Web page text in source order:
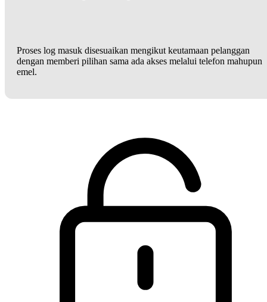
Proses log masuk disesuaikan mengikut keutamaan pelanggan
dengan memberi pilihan sama ada akses melalui telefon mahupun
emel.